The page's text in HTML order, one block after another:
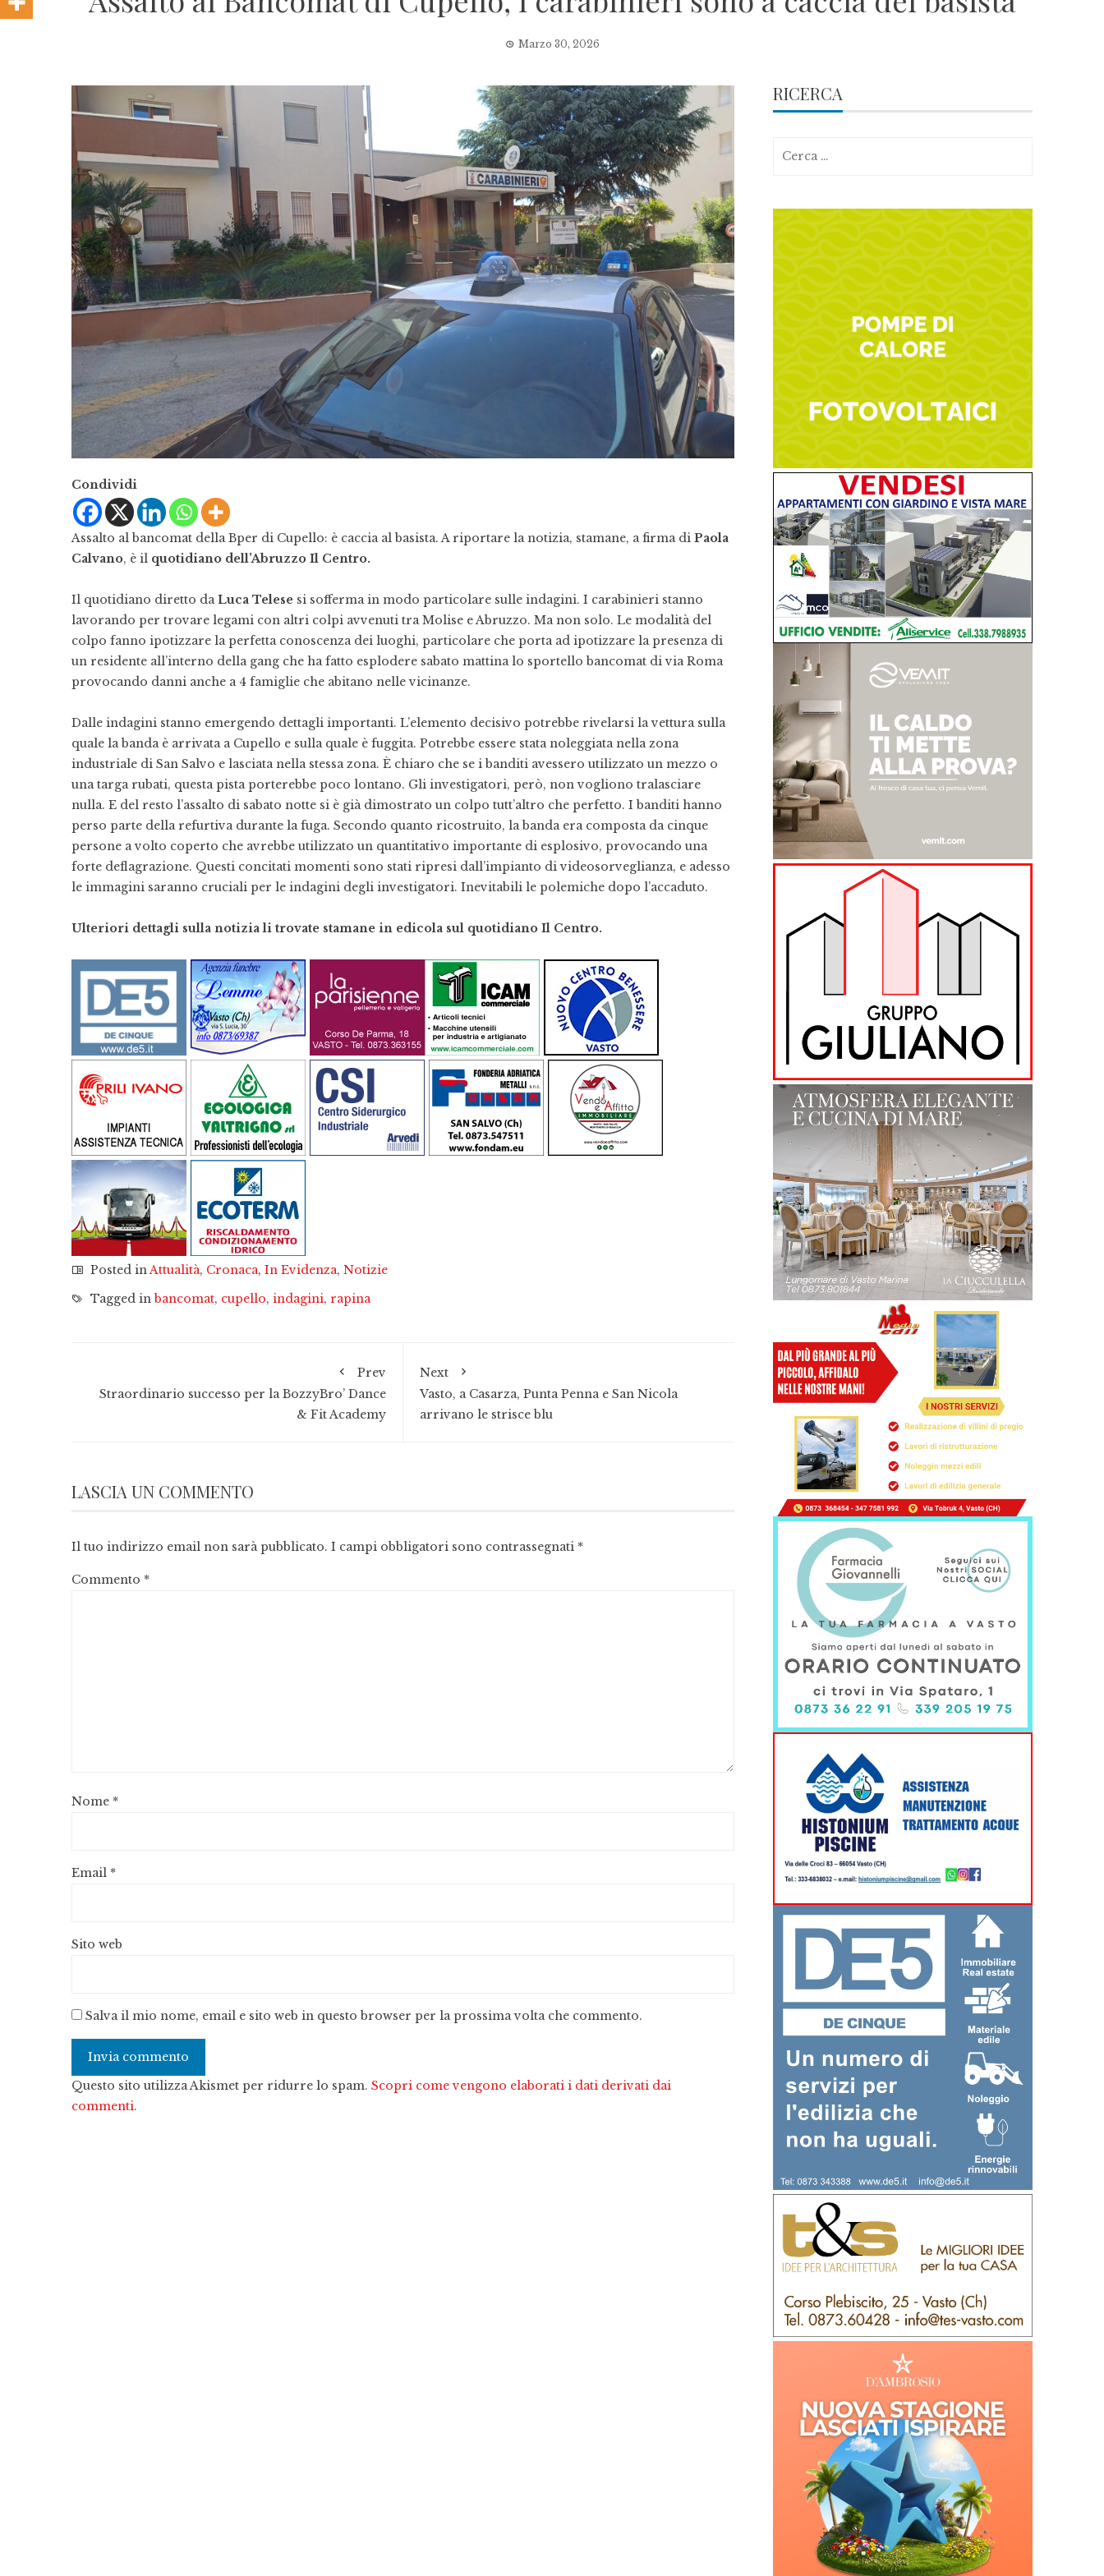
Marzo 30, 2026
Condividi
Assalto al bancomat della Bper di Cupello: è caccia al basista. A riportare la notizia, stamane, a firma di Paola
Calvano, è il quotidiano dell’Abruzzo Il Centro.
Il quotidiano diretto daLuca Telese si sofferma in modo particolare sulle indagini. I carabinieri stanno
lavorando per trovare legami con altri colpi avvenuti tra Molise e Abruzzo. Ma non solo. Le modalità del
colpo fanno ipotizzare la perfetta conoscenza dei luoghi, particolare che porta ad ipotizzare la presenza di
un residente all’interno della gang che ha fatto esplodere sabato mattina lo sportello bancomat di via Roma
provocando danni anche a 4 famiglie che abitano nelle vicinanze.
Dalle indagini stanno emergendo dettagli importanti. L’elemento decisivo potrebbe rivelarsi la vettura sulla
quale la banda è arrivata a Cupello e sulla quale è fuggita. Potrebbe essere stata noleggiata nella zona
industriale di San Salvo e lasciata nella stessa zona. È chiaro che se i banditi avessero utilizzato un mezzo o
una targa rubati, questa pista porterebbe poco lontano. Gli investigatori, però, non vogliono tralasciare
nulla. E del resto l’assalto di sabato notte si è già dimostrato un colpo tutt’altro che perfetto. I banditi hanno
perso parte della refurtiva durante la fuga. Secondo quanto ricostruito, la banda era composta da cinque
persone a volto coperto che avrebbe utilizzato un quantitativo importante di esplosivo, provocando una
forte deflagrazione. Questi concitati momenti sono stati ripresi dall’impianto di videosorveglianza, e adesso
le immagini saranno cruciali per le indagini degli investigatori. Inevitabili le polemiche dopo l’accaduto.
Ulteriori dettagli sulla notizia li trovate stamane in edicola sul quotidiano Il Centro.
Posted inAttualità, Cronaca, In Evidenza, Notizie
Tagged inbancomat, cupello, indagini, rapina
Prev
Straordinario successo per la BozzyBro’ Dance
& Fit Academy
Next
Vasto, a Casarza, Punta Penna e San Nicola
arrivano le strisce blu
LASCIA UN COMMENTO
Il tuo indirizzo email non sarà pubblicato. I campi obbligatori sono contrassegnati *
Commento *
Nome *
Email *
Sito web
Salva il mio nome, email e sito web in questo browser per la prossima volta che commento.
Questo sito utilizza Akismet per ridurre lo spam. Scopri come vengono elaborati i dati derivati dai
commenti.
RICERCA